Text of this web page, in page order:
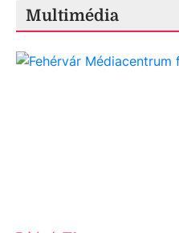
Multimédia